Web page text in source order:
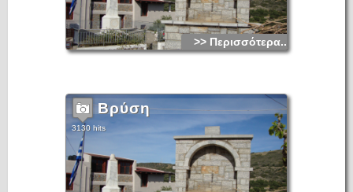
>> Περισσότερα...
Βρύση
3130 hits